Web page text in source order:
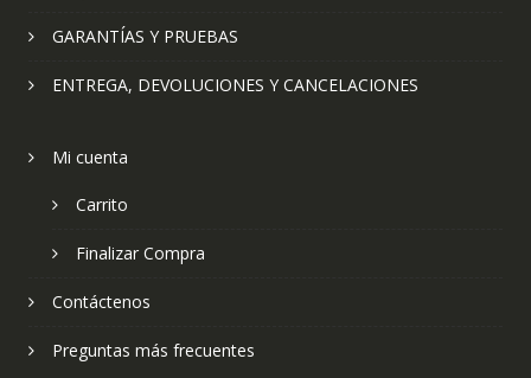
GARANTÍAS Y PRUEBAS
ENTREGA, DEVOLUCIONES Y CANCELACIONES
Mi cuenta
Carrito
Finalizar Compra
Contáctenos
Preguntas más frecuentes